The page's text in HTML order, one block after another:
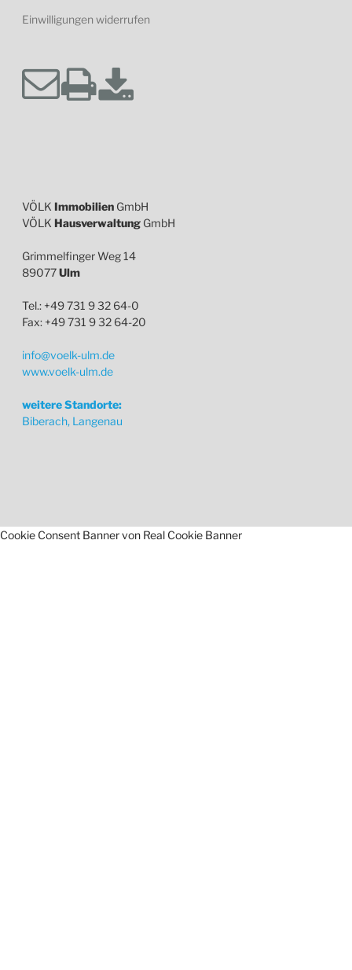
Einwilligungen widerrufen
VÖLK Immobilien GmbH
VÖLK Hausverwaltung GmbH
Grimmelfinger Weg 14
89077Ulm
Tel.: +49 731 9 32 64-0
Fax: +49 731 9 32 64-20
info@voelk-ulm.de
www.voelk-ulm.de
weitere Standorte:
Biberach, Langenau
Cookie Consent Banner von Real Cookie Banner